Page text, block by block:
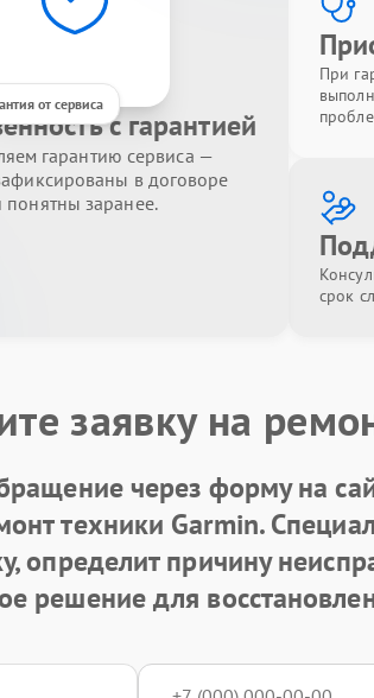
от сервиса
с гарантией
гарантию сервиса —
в договоре
понятны заранее.
При
срок
заявку на
через форму на
техники Garmin.
определит причину
решение для